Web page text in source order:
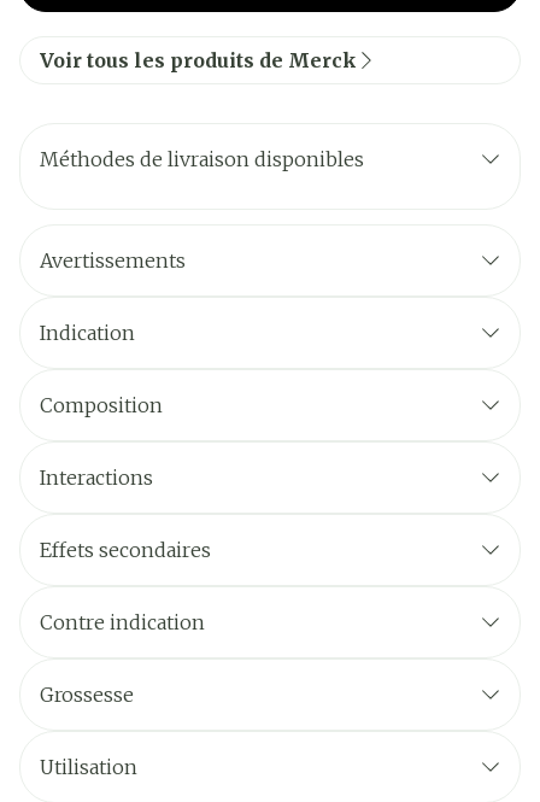
Voir tous les produits de Merck
Méthodes de livraison disponibles
Avertissements
Indication
Composition
Interactions
Effets secondaires
Contre indication
Grossesse
Utilisation